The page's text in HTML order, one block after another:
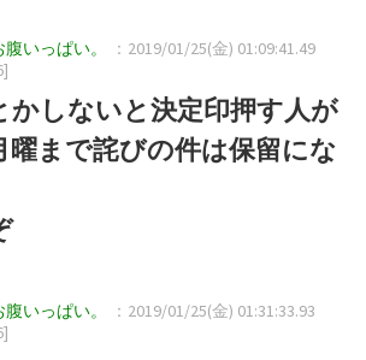
いっぱい。
：2019/01/25(金) 01:09:41.49
かしないと決定印押す人が
曜まで詫びの件は保留にな
いっぱい。
：2019/01/25(金) 01:31:33.93